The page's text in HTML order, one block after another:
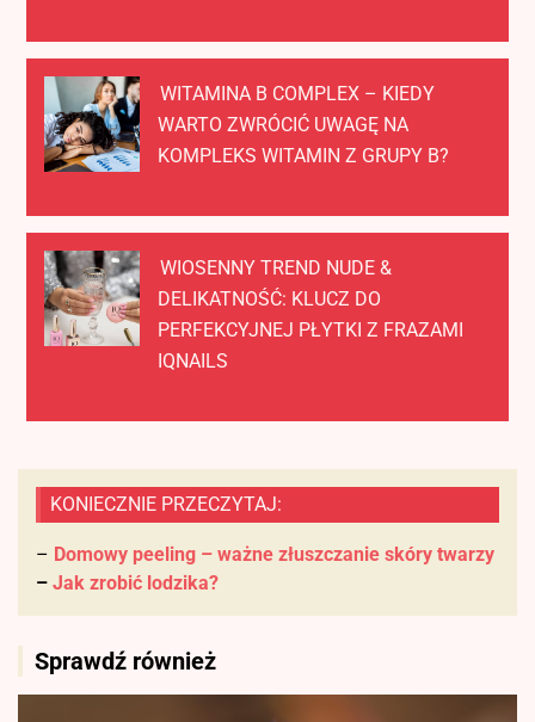
WITAMINA B COMPLEX – KIEDY
WARTO ZWRÓCIĆ UWAGĘ NA
KOMPLEKS WITAMIN Z GRUPY B?
WIOSENNY TREND NUDE &
DELIKATNOŚĆ: KLUCZ DO
PERFEKCYJNEJ PŁYTKI Z FRAZAMI
IQNAILS
KONIECZNIE PRZECZYTAJ:
– Domowy peeling – ważne złuszczanie skóry twarzy
– Jak zrobić lodzika?
Sprawdź również